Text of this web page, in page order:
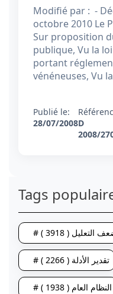
Modifié par : -
octobre 2010 Le
Sur proposition
publique, Vu la
portant
vénéneuses, Vu
Publié le:
28/07/2008D
2008/
Tags
التعليل ( 3918 )
# تقدير الأدلة ( 2266 )
# النظام العام ( 1938 )